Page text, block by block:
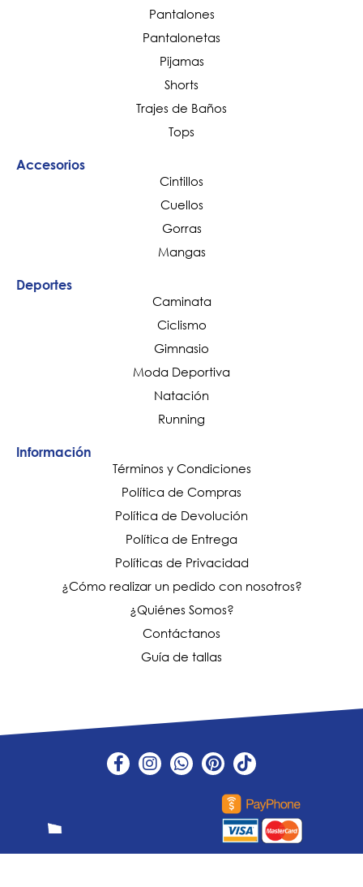
Pantalones
Pantalonetas
Pijamas
Shorts
Trajes de Baños
Tops
Accesorios
Cintillos
Cuellos
Gorras
Mangas
Deportes
Caminata
Ciclismo
Gimnasio
Moda Deportiva
Natación
Running
Información
Términos y Condiciones
Política de Compras
Política de Devolución
Política de Entrega
Políticas de Privacidad
¿Cómo realizar un pedido con nosotros?
¿Quiénes Somos?
Contáctanos
Guía de tallas